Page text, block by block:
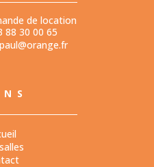
de location
88 30 00 65